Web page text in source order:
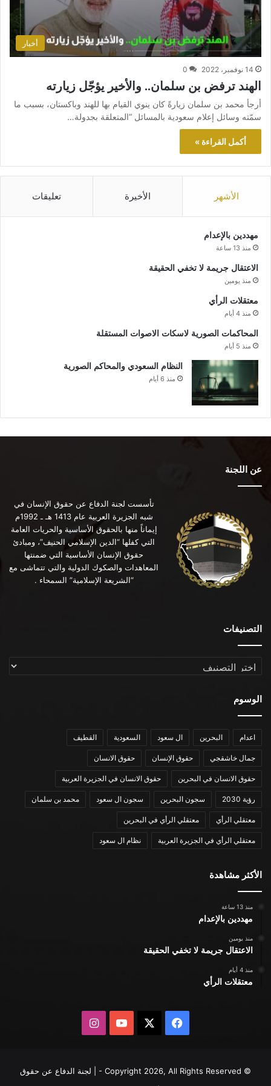
أخبار
14 نوفمبر، 2022 0
الهند ترفض بن سلمان.. والأخير يؤجّل زيارته
أرجأ محمد بن سلمان زيارةً كان ينوي القيام بها للهند وباكستان، بسبب ما
سمّته وسائل إعلام سعودية بالمسائل “المتعلقة بجدولة…
أكمل القراءة »
الأشهر الأخيرة تعليقات
مهددين بالإعدام
منذ 13 ساعة
الاعتقال جريمة لا تخفي الحقيقة
منذ يومين
معتقلات الرأي
منذ 4 أيام
المحاكمات الصورية لاسكات الاصوات المستقلة
منذ 5 أيام
النظام السعودي والمحاكم الصورية
منذ 6 أيام
عن اللجنة
تأسست لجنة الدفاع عن حقوق الإنسان في
شبه الجزيرة العربية عام 1413 هـ ـ 1992م
إيماناً منها بالحقوق الأساسية والحريات العامة
التي كفلها “الدين الإسلامي الحنيف”، ومبادئ
حقوق الإنسان الأساسية التي ضمنتها
المعاهدات والصكوك الدولية والتي تتماشى مع
“الشريعة الإسلامية” السمحاء .
التصنيفات
التصنيفات
الوسوم
اعدام البحرين ال سعود السعودية القطيف
جمال خاشقجي حقوق الإنسان حقوق الانسان
حقوق الانسان في البحرين حقوق الانسان في الجزيرة العربية
رؤية 2030 سجون البحرين سجون ال سعود محمد بن سلمان
معتقلي الرأي معتقلي الرأي في البحرين
معتقلي الرأي في الجزيرة العربية نظام ال سعود
الأكثر مشاهدة
منذ 13 ساعة
مهددين بالإعدام
منذ يومين
الاعتقال جريمة لا تخفي الحقيقة
منذ 4 أيام
معتقلات الرأي
فيسبوك يوتيوبانستقرام
© Copyright 2026, All Rights Reserved - | لجنة الدفاع عن حقوق